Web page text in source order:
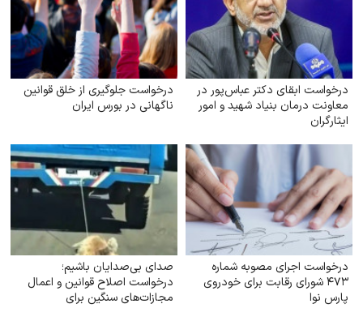
درخواست ابقای دکتر عباس‌پور در
معاونت درمان بنیاد شهید و امور
ایثارگران
درخواست جلوگیری از خلق قوانین
ناگهانی در بورس ایران
درخواست اجرای مصوبه شماره
۴۷۳ شورای رقابت برای خودروی
پارس نوا
صدای بی‌صدایان باشیم؛
درخواست اصلاح قوانین و اعمال
مجازات‌های سنگین برای